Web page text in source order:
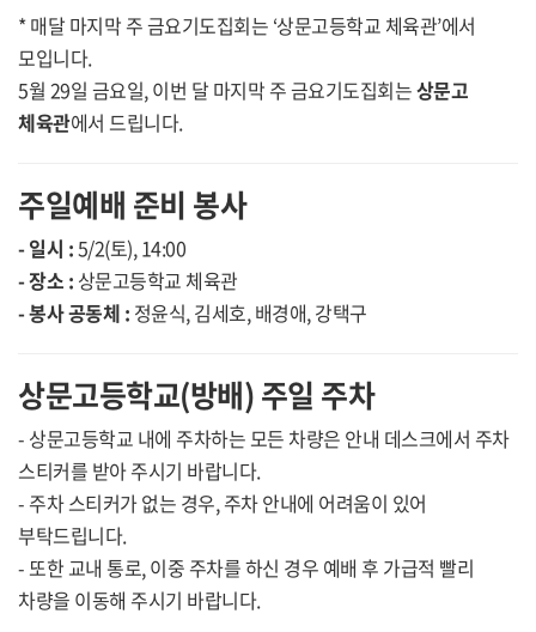
* 매달 마지막 주 금요기도집회는 ‘상문고등학교 체육관’에서
모입니다.
5월 29일 금요일, 이번 달 마지막 주 금요기도집회는상문고
체육관에서 드립니다.
주일예배 준비 봉사
- 일시 :5/2(토), 14:00
- 장소 : 상문고등학교 체육관
- 봉사 공동체 : 정윤식, 김세호, 배경애, 강택구
상문고등학교(방배) 주일 주차
- 상문고등학교 내에 주차하는 모든 차량은 안내 데스크에서 주차
스티커를 받아 주시기 바랍니다.
- 주차 스티커가 없는 경우, 주차 안내에 어려움이 있어
부탁드립니다.
- 또한 교내 통로, 이중 주차를 하신 경우 예배 후 가급적 빨리
차량을 이동해 주시기 바랍니다.